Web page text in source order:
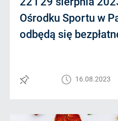
Ośrodku Sportu w
odbędą się
16.08.2023